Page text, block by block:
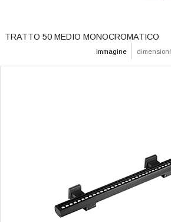
immagine dimensioni
TRATTO 50 MEDIO MONOCROMATICO